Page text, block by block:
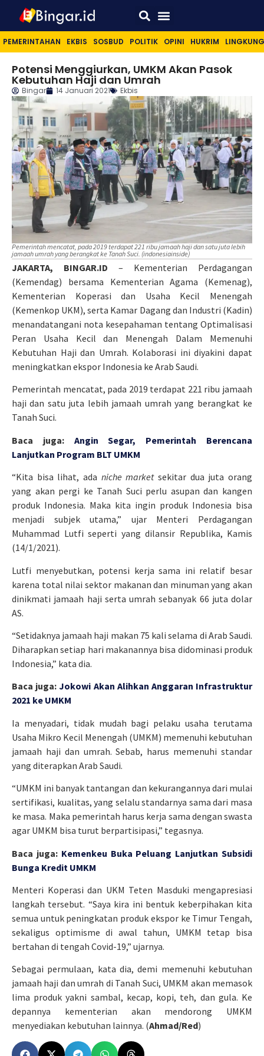
PEMERINTAHAN EKBIS SOSBUD POLITIK OPINI HUKRIM
Potensi Menggiurkan, UMKM Akan Pasok
Kebutuhan Haji dan Umrah
Bingar 14 Januari 2021 Ekbis
Pemerintah mencatat, pada 2019 terdapat 221 ribu jamaah haji dan satu juta lebih
jamaah umrah yang berangkat ke Tanah Suci. (indonesiainside)
JAKARTA, BINGAR.ID – Kementerian Perdagangan
(Kemendag) bersama Kementerian Agama (Kemenag),
Kementerian Koperasi dan Usaha Kecil Menengah
(Kemenkop UKM), serta Kamar Dagang dan Industri (Kadin)
menandatangani nota kesepahaman tentang Optimalisasi
Peran Usaha Kecil dan Menengah Dalam Memenuhi
Kebutuhan Haji dan Umrah. Kolaborasi ini diyakini dapat
meningkatkan ekspor Indonesia ke Arab Saudi.
Pemerintah mencatat, pada 2019 terdapat 221 ribu jamaah
haji dan satu juta lebih jamaah umrah yang berangkat ke
Tanah Suci.
Baca juga: Angin Segar, Pemerintah Berencana
Lanjutkan Program BLT UMKM
“Kita bisa lihat, ada niche marketsekitar dua juta orang
yang akan pergi ke Tanah Suci perlu asupan dan kangen
produk Indonesia. Maka kita ingin produk Indonesia bisa
menjadi subjek utama,” ujar Menteri Perdagangan
Muhammad Lutfi seperti yang dilansir Republika, Kamis
(14/1/2021).
Lutfi menyebutkan, potensi kerja sama ini relatif besar
karena total nilai sektor makanan dan minuman yang akan
dinikmati jamaah haji serta umrah sebanyak 66 juta dolar
AS.
“Setidaknya jamaah haji makan 75 kali selama di Arab Saudi.
Diharapkan setiap hari makanannya bisa didominasi produk
Indonesia,” kata dia.
Baca juga:Jokowi Akan Alihkan Anggaran Infrastruktur
2021 ke UMKM
Ia menyadari, tidak mudah bagi pelaku usaha terutama
Usaha Mikro Kecil Menengah (UMKM) memenuhi kebutuhan
jamaah haji dan umrah. Sebab, harus memenuhi standar
yang diterapkan Arab Saudi.
“UMKM ini banyak tantangan dan kekurangannya dari mulai
sertifikasi, kualitas, yang selalu standarnya sama dari masa
ke masa. Maka pemerintah harus kerja sama dengan swasta
agar UMKM bisa turut berpartisipasi,” tegasnya.
Baca juga: Kemenkeu Buka Peluang Lanjutkan Subsidi
Bunga Kredit UMKM
Menteri Koperasi dan UKM Teten Masduki mengapresiasi
langkah tersebut. “Saya kira ini bentuk keberpihakan kita
semua untuk peningkatan produk ekspor ke Timur Tengah,
sekaligus optimisme di awal tahun, UMKM tetap bisa
bertahan di tengah Covid-19,” ujarnya.
Sebagai permulaan, kata dia, demi memenuhi kebutuhan
jamaah haji dan umrah di Tanah Suci, UMKM akan memasok
lima produk yakni sambal, kecap, kopi, teh, dan gula. Ke
depannya kementerian akan mendorong UMKM
menyediakan kebutuhan lainnya. (Ahmad/Red)